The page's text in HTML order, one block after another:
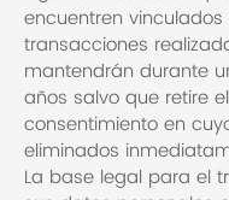
encuentren
transacciones
mantendrán durante
años salvo que retire el
consentimiento en
eliminados
La base legal para el